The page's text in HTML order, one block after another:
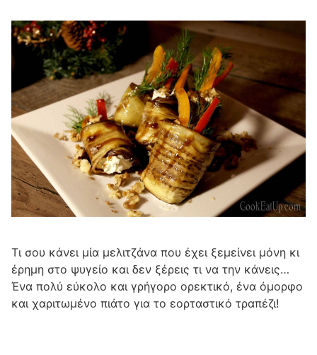
Τι σου κάνει μία μελιτζάνα που έχει ξεμείνει μόνη κι
έρημη στο ψυγείο και δεν ξέρεις τι να την κάνεις…
Ένα πολύ εύκολο και γρήγορο ορεκτικό, ένα όμορφο
και χαριτωμένο πιάτο για το εορταστικό τραπέζι!